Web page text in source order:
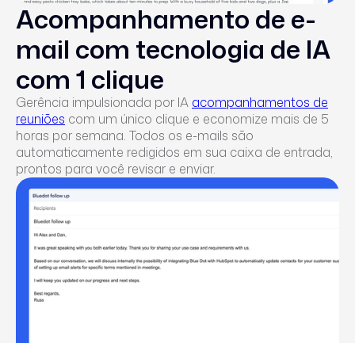
Acompanhamento de e-
mail com tecnologia de IA
com 1 clique
Gerência impulsionada por IA acompanhamentos de
reuniões com um único clique e economize mais de 5
horas por semana. Todos os e-mails são
automaticamente redigidos em sua caixa de entrada,
prontos para você revisar e enviar.